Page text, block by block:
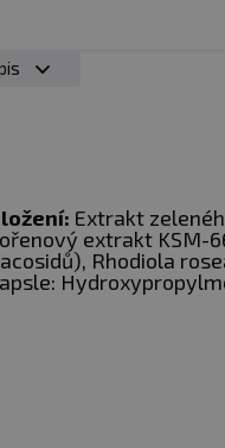
Není náhradou
vhodné pro děti,
slunečnímu
Extrakt
extrakt KSM-
Rhodiola